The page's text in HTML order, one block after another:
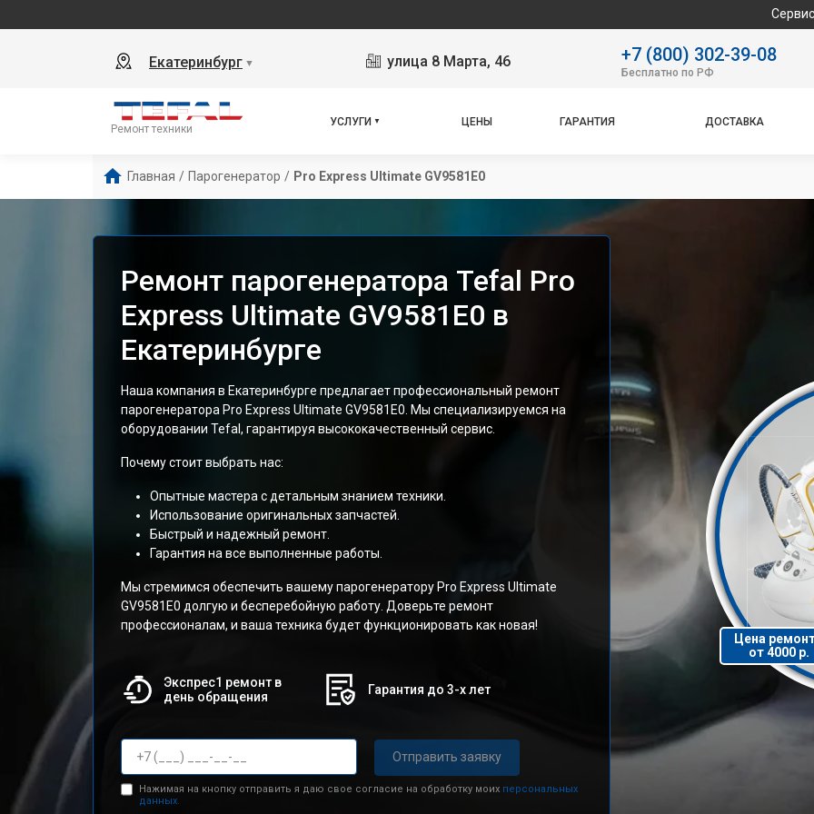
Сервисный центр
Екатеринбург ▼ улица 8 Марта, 46 +7 (800) 302-39-08
Бесплатно по РФ
Ремонт техники
УСЛУГИ ЦЕНЫ ГАРАНТИЯ ДОСТАВКА
Главная / Парогенератор / Pro Express Ultimate GV9581E0
Ремонт парогенератора Tefal Pro
Express Ultimate GV9581E0 в
Екатеринбурге
Наша компания в Екатеринбурге предлагает профессиональный ремонт
парогенератора Pro Express Ultimate GV9581E0. Мы специализируемся на
оборудовании Tefal, гарантируя высококачественный сервис.
Почему стоит выбрать нас:
Опытные мастера с детальным знанием техники.
Использование оригинальных запчастей.
Быстрый и надежный ремонт.
Гарантия на все выполненные работы.
Мы стремимся обеспечить вашему парогенератору Pro Express Ultimate
GV9581E0 долгую и бесперебойную работу. Доверьте ремонт
профессионалам, и ваша техника будет функционировать как новая!
Экспрес1 ремонт в
день обращения
Гарантия до 3-х лет
Отправить заявку
Нажимая на кнопку отправить я даю свое согласие на обработку моих персональных
данных.
Цена
от 4000 р.